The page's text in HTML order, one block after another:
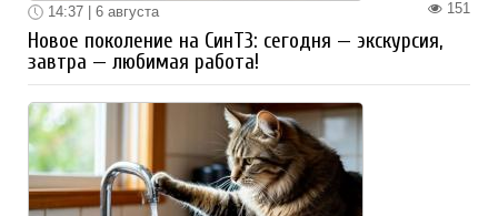
151
14:37 | 6 августа
Новое поколение на СинТЗ: сегодня — экскурсия,
завтра — любимая работа!